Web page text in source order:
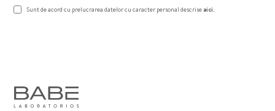
Sunt de acord cu prelucrarea datelor cu caracter personal descrise aici.